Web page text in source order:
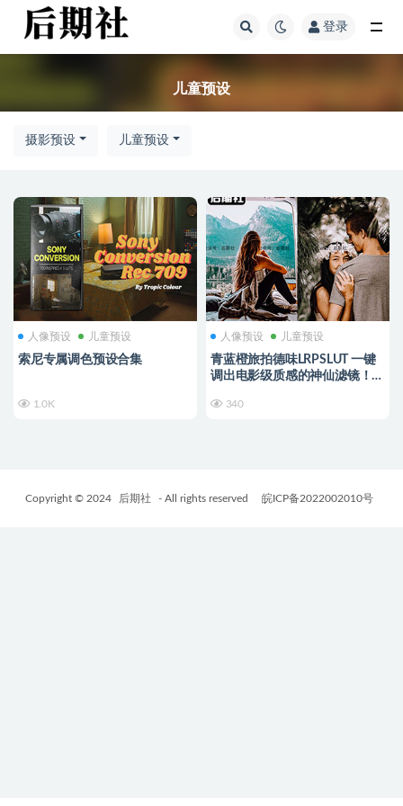
登录
儿童预设
摄影预设 儿童预设
人像预设 儿童预设
索尼专属调色预设合集
1.0K
人像预设 儿童预设
青蓝橙旅拍德味LRPSLUT 一键
调出电影级质感的神仙滤镜！
340
Copyright © 2024 后期社 - All rights reserved 皖ICP备2022002010号